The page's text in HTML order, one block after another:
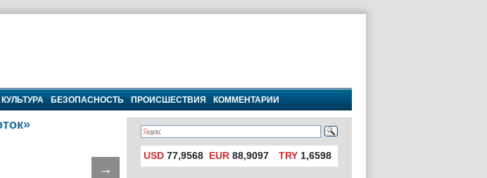
КУЛЬТУРА БЕЗОПАСНОСТЬ ПРОИСШЕСТВИЯ КОММЕНТАРИИ
→
USD 77,9568 EUR 88,9097 TRY1,6598